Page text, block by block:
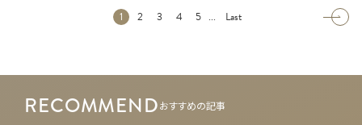
1 2 3 4 5 ... Last
RECOMMENDおすすめの記事